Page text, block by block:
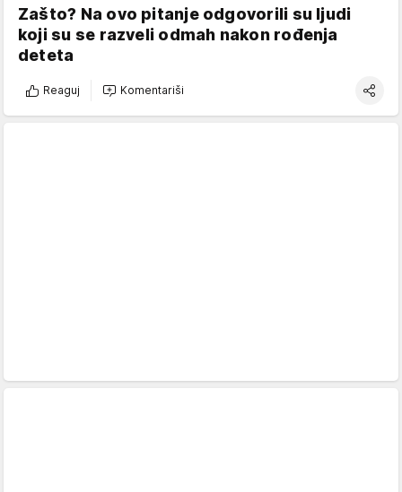
Zašto? Na ovo pitanje odgovorili su ljudi
koji su se razveli odmah nakon rođenja
deteta
Reaguj Komentariši